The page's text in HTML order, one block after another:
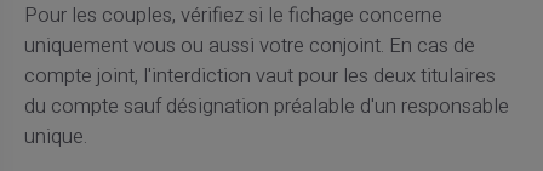
Pour les couples, vérifiez si le fichage concerne
uniquement vous ou aussi votre conjoint. En cas de
compte joint, l'interdiction vaut pour les deux titulaires
du compte sauf désignation préalable d'un responsable
unique.